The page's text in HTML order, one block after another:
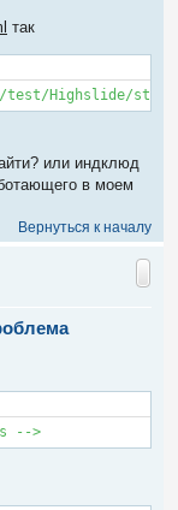
так
Highslide/
или индклюд
в моем
Вернуться к началу
-->